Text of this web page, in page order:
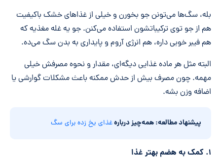
بله، سگ‌ها می‌تونن جو بخورن و خیلی از غذاهای خشک باکیفیت
هم از جو توی ترکیباتشون استفاده می‌کنن. جو یه غله مغذیه که
هم فیبر خوبی داره، هم انرژی آروم و پایداری به بدن سگ می‌ده.
البته مثل هر ماده غذایی دیگه‌ای، مقدار و نحوه مصرفش خیلی
مهمه. چون مصرف بیش از حدش ممکنه باعث مشکلات گوارشی یا
اضافه وزن بشه.
پیشنهاد مطالعه: همه‌چیز دربارهغذای یخ زده برای سگ
۱. کمک به هضم بهتر غذا